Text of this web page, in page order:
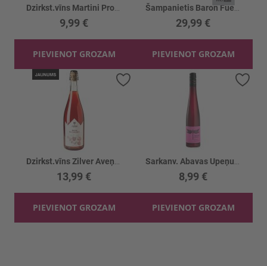
9,99 €
PIEVIENOT GROZAM
29,99 €
PIEVIENOT GROZAM
13,99 €
PIEVIENOT GROZAM
Pievienot vēlmju sarakstam
8,99 €
PIEVIENOT GROZAM